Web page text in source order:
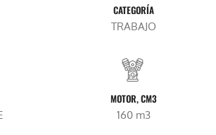
CATEGORÍA
TRABAJO
MOTOR, CM3
160 m3